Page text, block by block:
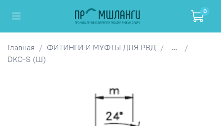
0
Главная ФИТИНГИ И МУФТЫ ДЛЯ РВД
...
DKO-S (Ш)